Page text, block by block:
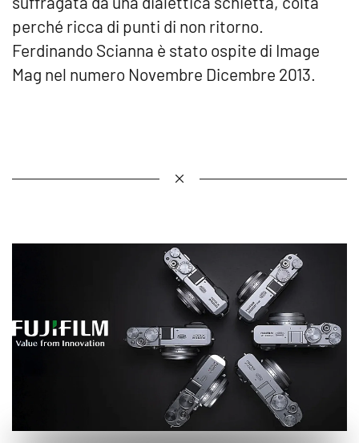
perché ricca di punti di non ritorno.
Ferdinando Scianna è stato ospite di Image
Mag nel numero Novembre Dicembre 2013.